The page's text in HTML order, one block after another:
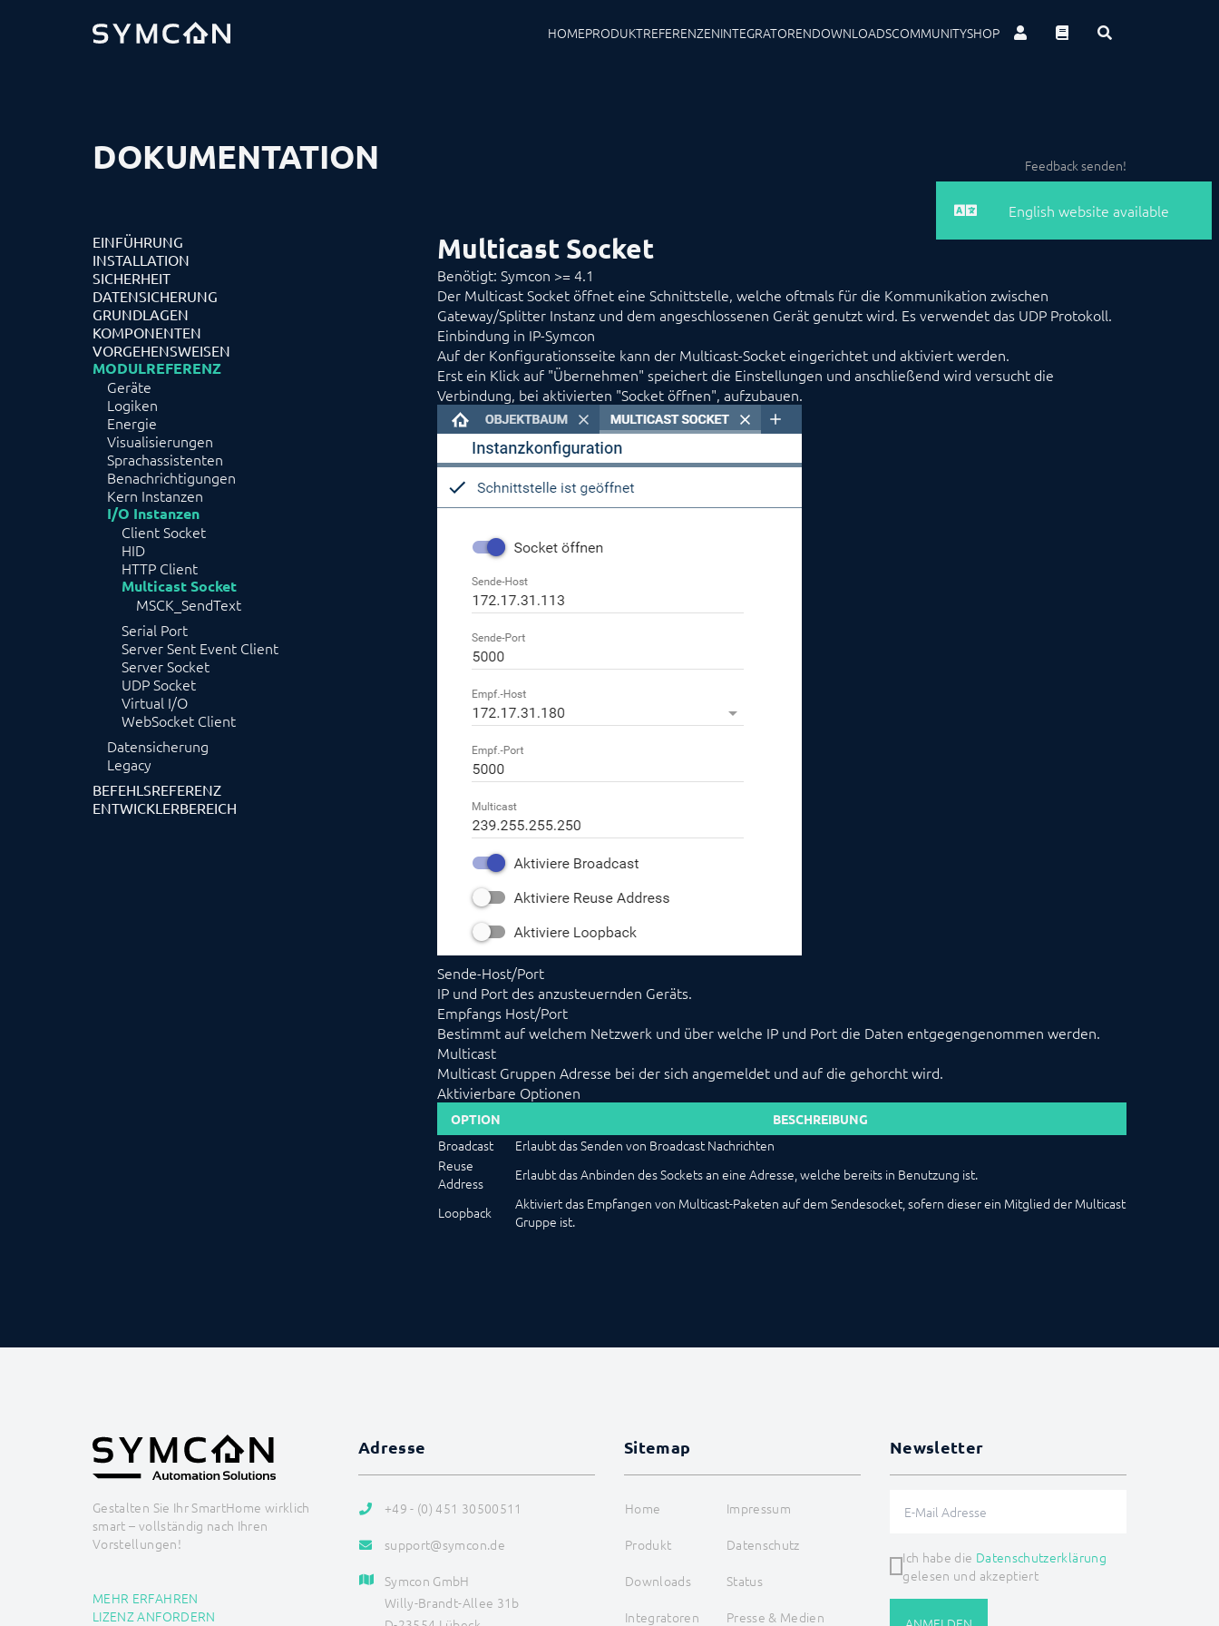
HOMEPRODUKTREFERENZENINTEGRATORENDOWNLOADSCOMMUNITYSHOP
DOKUMENTATION Feedback senden!
EINFÜHRUNG
INSTALLATION
SICHERHEIT
DATENSICHERUNG
GRUNDLAGEN
KOMPONENTEN
VORGEHENSWEISEN
MODULREFERENZ
Geräte
Logiken
Energie
Visualisierungen
Sprachassistenten
Benachrichtigungen
Kern Instanzen
I/O Instanzen
Client Socket
HID
HTTP Client
Multicast Socket
MSCK_SendText
Serial Port
Server Sent Event Client
Server Socket
UDP Socket
Virtual I/O
WebSocket Client
Datensicherung
Legacy
BEFEHLSREFERENZ
ENTWICKLERBEREICH
Multicast Socket
Benötigt: Symcon >= 4.1
Der Multicast Socket öffnet eine Schnittstelle, welche oftmals für die Kommunikation zwischen
Gateway/Splitter Instanz und dem angeschlossenen Gerät genutzt wird. Es verwendet das UDP Protokoll.
Einbindung in IP-Symcon
Auf der Konfigurationsseite kann der Multicast-Socket eingerichtet und aktiviert werden.
Erst ein Klick auf "Übernehmen" speichert die Einstellungen und anschließend wird versucht die
Verbindung, bei aktivierten "Socket öffnen", aufzubauen.
Sende-Host/Port
IP und Port des anzusteuernden Geräts.
Empfangs Host/Port
Bestimmt auf welchem Netzwerk und über welche IP und Port die Daten entgegengenommen werden.
Multicast
Multicast Gruppen Adresse bei der sich angemeldet und auf die gehorcht wird.
Aktivierbare Optionen
OPTION BESCHREIBUNG
Broadcast
Erlaubt das Senden von Broadcast Nachrichten
Reuse
Address
Erlaubt das Anbinden des Sockets an eine Adresse, welche bereits in Benutzung ist.
Loopback
Aktiviert das Empfangen von Multicast-Paketen auf dem Sendesocket, sofern dieser ein Mitglied der Multicast
Gruppe ist.
Gestalten Sie Ihr SmartHome wirklich
smart – vollständig nach Ihren
Vorstellungen!
MEHR ERFAHREN
LIZENZ ANFORDERN
Adresse
+49 - (0) 451 30500511
support@symcon.de
Symcon GmbH
Willy-Brandt-Allee 31b
Sitemap
Home
Impressum
Produkt
Datenschutz
Downloads
Status
Integratoren
Presse & Medien
Newsletter
Ich habe die Datenschutzerklärung
gelesen und akzeptiert
English website available